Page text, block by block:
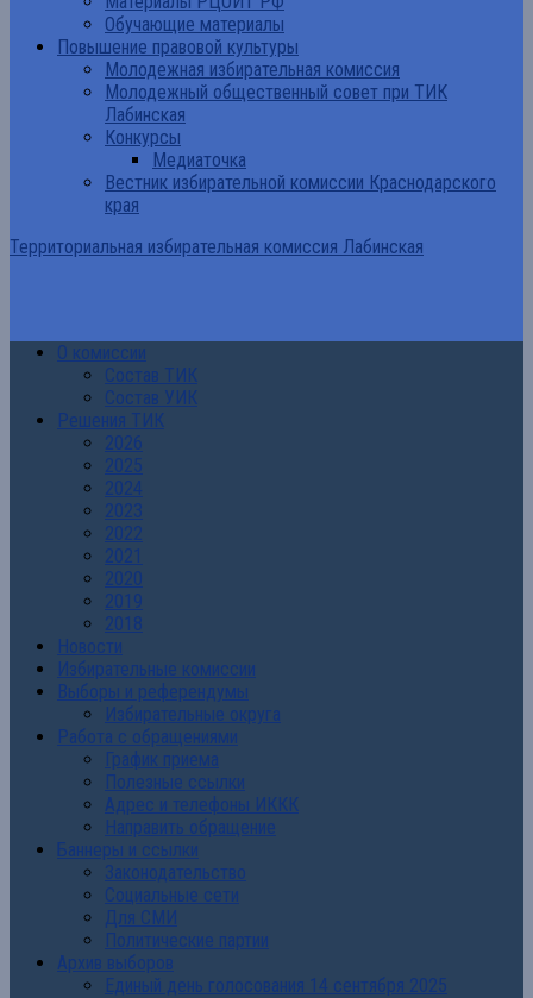
Обучающие материалы
Повышение правовой культуры
Молодежная избирательная комиссия
Молодежный общественный совет при ТИК
Лабинская
Конкурсы
Медиаточка
Вестник избирательной комиссии Краснодарского
края
Территориальная избирательная комиссия Лабинская
О комиссии
Состав ТИК
Состав УИК
Решения ТИК
2026
2025
2024
2023
2022
2021
2020
2019
2018
Новости
Избирательные комиссии
Выборы и референдумы
Избирательные округа
Работа с обращениями
График приема
Полезные ссылки
Адрес и телефоны ИККК
Направить обращение
Баннеры и ссылки
Законодательство
Социальные сети
Для СМИ
Политические партии
Архив выборов
Единый день голосования 14 сентября 2025